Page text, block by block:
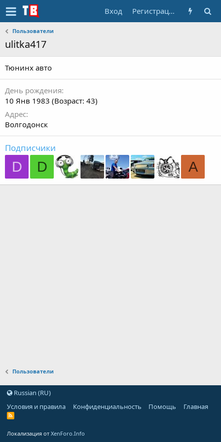
Вход Регистрация
Пользователи
ulitka417
Тюнинх авто
День рождения
10 Янв 1983 (Возраст: 43)
Адрес
Волгодонск
Подписчики
D D A
Пользователи
Russian (RU)
Условия и правила
Конфиденциальность Помощь Главная
Локализация от XenForo.Info